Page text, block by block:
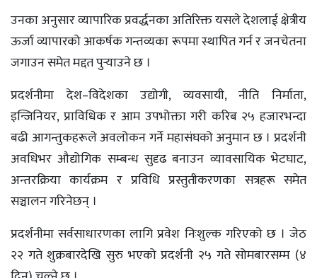
उनका अनुसार व्यापारिक प्रवर्द्धनका अतिरिक्त यसले देशलाई क्षेत्रीय
ऊर्जा व्यापारको आकर्षक गन्तव्यका रूपमा स्थापित गर्न र जनचेतना
जगाउन समेत मद्दत पुऱ्याउने छ ।
प्रदर्शनीमा देश–विदेशका उद्योगी, व्यवसायी, नीति निर्माता,
इन्जिनियर, प्राविधिक र आम उपभोक्ता गरी करिब २५ हजारभन्दा
बढी आगन्तुकहरूले अवलोकन गर्ने महासंघको अनुमान छ । प्रदर्शनी
अवधिभर औद्योगिक सम्बन्ध सुदृढ बनाउन व्यावसायिक भेटघाट,
अन्तरक्रिया कार्यक्रम र प्रविधि प्रस्तुतीकरणका सत्रहरू समेत
सञ्चालन गरिनेछन् ।
प्रदर्शनीमा सर्वसाधारणका लागि प्रवेश निःशुल्क गरिएको छ । जेठ
२२ गते शुक्रबारदेखि सुरु भएको प्रदर्शनी २५ गते सोमबारसम्म (४